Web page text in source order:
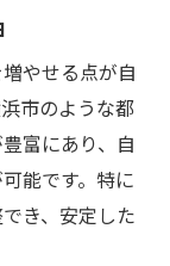
違いを比
立メリッ
託か正社員
やせる点が自
市のような都
富にあり、自
能です。特に
き、安定した